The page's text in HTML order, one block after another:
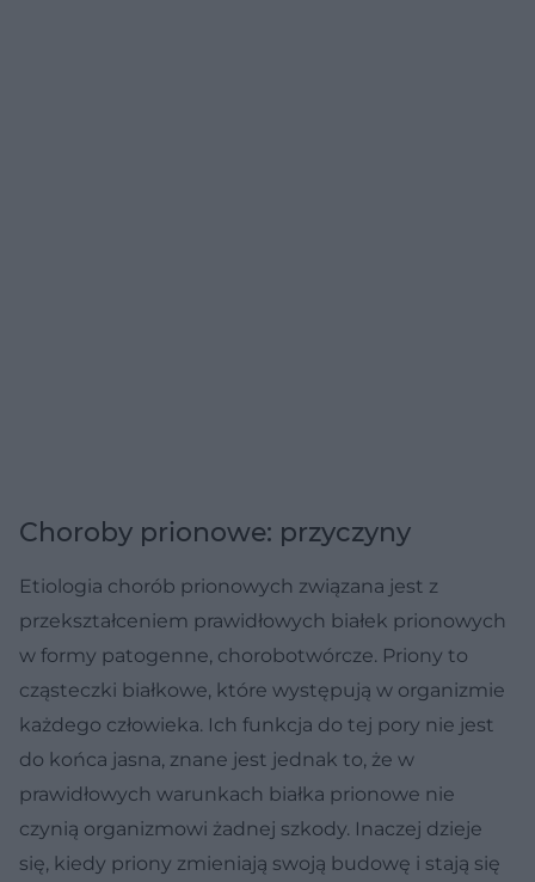
Choroby prionowe: przyczyny
Etiologia chorób prionowych związana jest z
przekształceniem prawidłowych białek prionowych
w formy patogenne, chorobotwórcze. Priony to
cząsteczki białkowe, które występują w organizmie
każdego człowieka. Ich funkcja do tej pory nie jest
do końca jasna, znane jest jednak to, że w
prawidłowych warunkach białka prionowe nie
czynią organizmowi żadnej szkody. Inaczej dzieje
się, kiedy priony zmieniają swoją budowę i stają się